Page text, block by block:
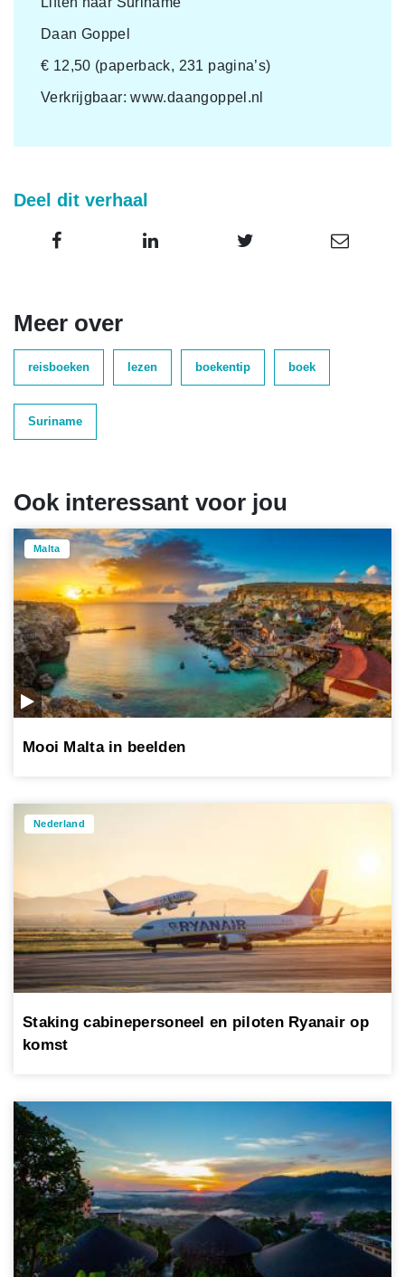
Daan Goppel
€ 12,50 (paperback, 231 pagina’s)
Verkrijgbaar: www.daangoppel.nl
Deel dit verhaal
Meer over
reisboeken lezen boekentip boek
Suriname
Ook interessant voor jou
Malta
Mooi Malta in beelden
Nederland
Staking cabinepersoneel en piloten Ryanair op
komst